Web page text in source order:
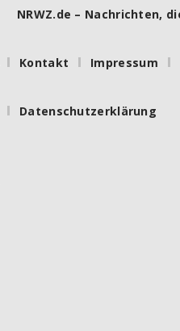
NRWZ.de – Nachrichten,
Kontakt Impressum
Datenschutzerklärung